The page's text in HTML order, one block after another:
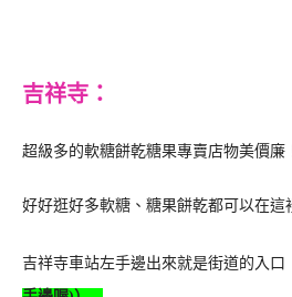
吉祥寺：
超級多的軟糖餅乾糖果專賣店物美價廉
好好逛好多軟糖、糖果餅乾都可以在這
吉祥寺車站左手邊出來就是街道的入口